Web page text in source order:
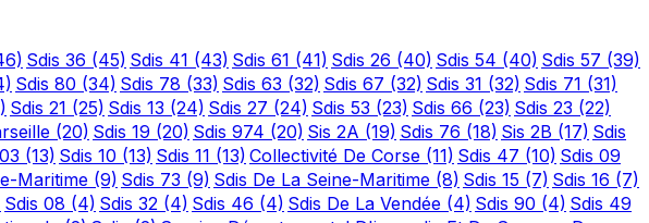
Sdis 36 (45) Sdis 41 (43) Sdis 61 (41) Sdis 26 (40) Sdis 54 (40) Sdis 57 (39)
Sdis 80 (34) Sdis 78 (33) Sdis 63 (32) Sdis 67 (32) Sdis 31 (32) Sdis 71 (31)
Sdis 21 (25) Sdis 13 (24) Sdis 27 (24) Sdis 53 (23) Sdis 66 (23) Sdis 23 (22)
(20) Sdis 19 (20) Sdis 974 (20) Sis 2A (19) Sdis 76 (18) Sis 2B (17) Sdis
(13) Sdis 10 (13) Sdis 11 (13) Collectivité De Corse (11) Sdis 47 (10) Sdis 09
Maritime (9) Sdis 73 (9) Sdis De La Seine-Maritime (8) Sdis 15 (7) Sdis 16 (7)
Sdis 08 (4) Sdis 32 (4) Sdis 46 (4) Sdis De La Vendée (4) Sdis 90 (4) Sdis 49